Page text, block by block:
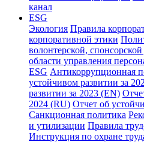
канал
ESG
Экология Правила
корпоративной этики
волонтерской, спонсорской
области управления
ESG Антикоррупционная
устойчивом развитии за
развитии за 2023 (EN)
2024 (RU) Отчет об
Санкционная политика
и утилизации Правила
Инструкция по охране